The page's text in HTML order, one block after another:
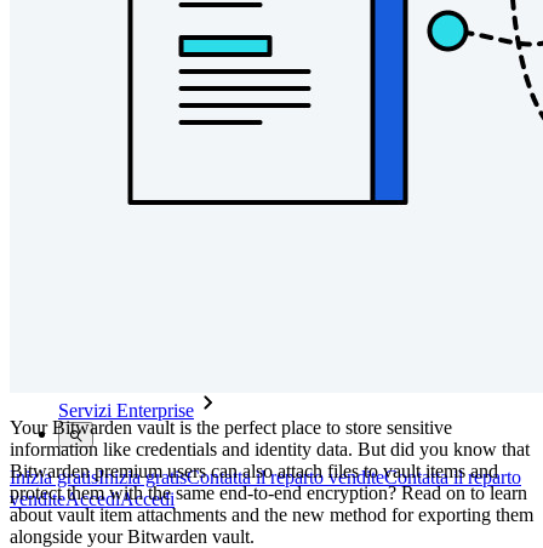
Sicurezza e fiducia
Conformità di sicurezza
Whitepaper sulla sicurezza di Bitwarden
Servizi Enterprise
Inizia gratisInizia gratisContatta il reparto venditeContatta il reparto
venditeAccediAccedi
Your Bitwarden vault is the perfect place to store sensitive
information like credentials and identity data. But did you know that
Bitwarden premium users can also attach files to vault items and
protect them with the same end-to-end encryption? Read on to learn
about vault item attachments and the new method for exporting them
alongside your Bitwarden vault.